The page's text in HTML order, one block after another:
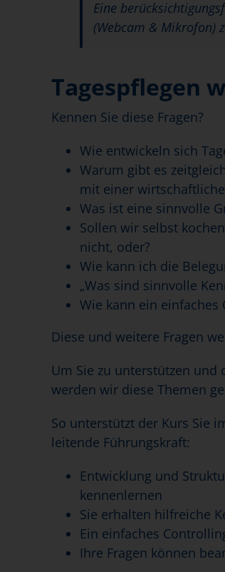
Eine
(Webcam & Mikrofon)
Tagespflegen
Kennen Sie diese Fragen?
Wie entwickeln sich
Warum gibt es
mit einer
Was ist eine sinnvolle
Sollen wir selbst
nicht, oder?
Wie kann ich die
„Was sind sinnvolle
Wie kann ein einfaches
Diese und weitere Fragen
Um Sie zu unterstützen und
werden wir diese Themen
So unterstützt der Kurs Sie
leitende Führungskraft:
Entwicklung und
kennenlernen
Sie erhalten hilfreiche
Ein einfaches
Ihre Fragen können